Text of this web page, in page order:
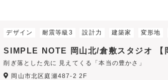
デザイン 耐震等級3 設計力 建築家 変形地
SIMPLE NOTE 岡山北/倉敷スタジオ 【
削ぎ落とした先に 見えてくる「本当の豊かさ」
岡山市北区庭瀬487-2 2F